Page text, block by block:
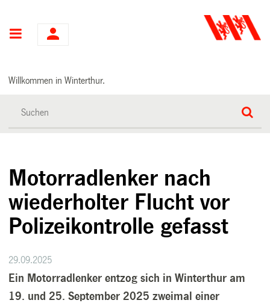
Hauptnavigation
Willkommen in Winterthur.
Motorradlenker nach
wiederholter Flucht vor
Polizeikontrolle gefasst
29.09.2025
Ein Motorradlenker entzog sich in Winterthur am
19. und 25. September 2025 zweimal einer